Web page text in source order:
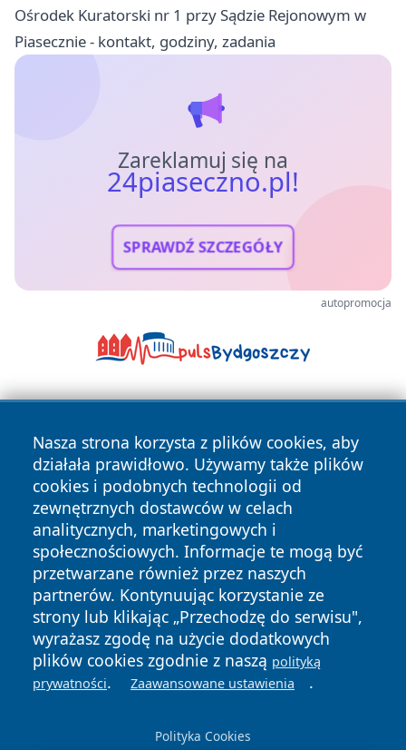
Ośrodek Kuratorski nr 1 przy Sądzie Rejonowym w
Piasecznie - kontakt, godziny, zadania
Zareklamuj się na
24piaseczno.pl!
SPRAWDŹ SZCZEGÓŁY
autopromocja
Nasza strona korzysta z plików cookies, aby
działała prawidłowo. Używamy także plików
cookies i podobnych technologii od
zewnętrznych dostawców w celach
analitycznych, marketingowych i
społecznościowych. Informacje te mogą być
przetwarzane również przez naszych
partnerów. Kontynuując korzystanie ze
strony lub klikając „Przechodzę do serwisu",
wyrażasz zgodę na użycie dodatkowych
plików cookies zgodnie z naszą polityką
prywatności. Zaawansowane ustawienia .
Polityka Cookies
Copyright © 2026 24piaseczno.pl Wszystkie prawa
zastrzeżone.
News Autorzy
Polityka
Prywatności
Polityka
Cookies